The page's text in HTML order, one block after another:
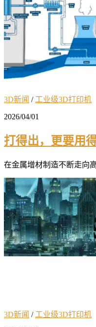
3D新闻 / 工业级3D打印机
2026/04/01
打得出，更要用
在金属增材制造不断走向
3D新闻 / 工业级3D打印机